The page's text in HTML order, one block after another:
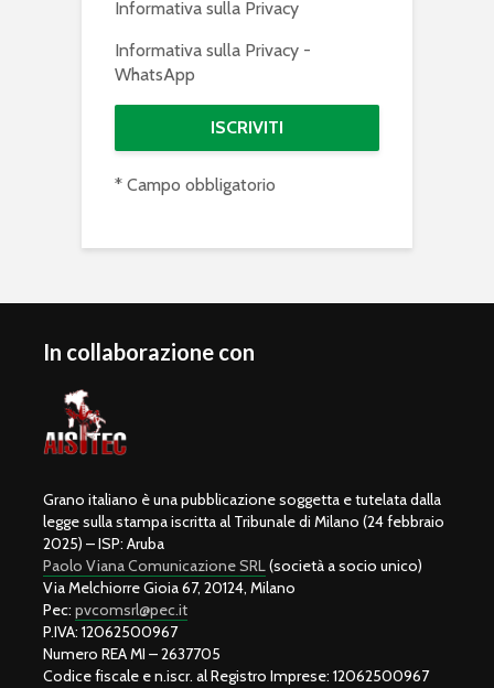
Informativa sulla Privacy
Informativa sulla Privacy -
WhatsApp
* Campo obbligatorio
In collaborazione con
Grano italiano è una pubblicazione soggetta e tutelata dalla
legge sulla stampa iscritta al Tribunale di Milano (24 febbraio
2025) – ISP: Aruba
Paolo Viana Comunicazione SRL(società a socio unico)
Via Melchiorre Gioia 67, 20124, Milano
Pec: pvcomsrl@pec.it
P.IVA: 12062500967
Numero REA MI – 2637705
Codice fiscale e n.iscr. al Registro Imprese: 12062500967